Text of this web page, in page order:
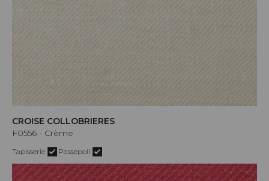
CROISE COLLOBRIERES
F0556 - Crème
Tapisserie Passepoil